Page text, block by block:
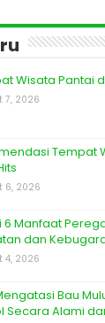
Wisata Pantai
7, 2026
Tempat
6, 2026
6 Manfaat
dan
4, 2026
Bau
Secara Alami